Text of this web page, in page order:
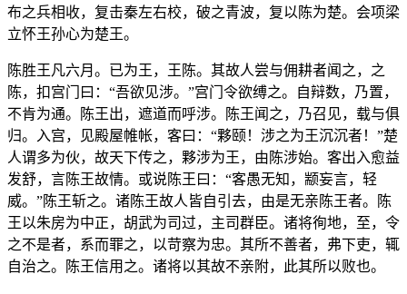
布之兵相收，复击秦左右校，破之青波，复以陈为楚。会项梁
立怀王孙心为楚王。
陈胜王凡六月。已为王，王陈。其故人尝与佣耕者闻之，之
陈，扣宫门曰：“吾欲见涉。”宫门令欲缚之。自辩数，乃置，
不肯为通。陈王出，遮道而呼涉。陈王闻之，乃召见，载与俱
归。入宫，见殿屋帷帐，客曰：“夥颐！涉之为王沉沉者！”楚
人谓多为伙，故天下传之，夥涉为王，由陈涉始。客出入愈益
发舒，言陈王故情。或说陈王曰：“客愚无知，颛妄言，轻
威。”陈王斩之。诸陈王故人皆自引去，由是无亲陈王者。陈
王以朱房为中正，胡武为司过，主司群臣。诸将徇地，至，令
之不是者，系而罪之，以苛察为忠。其所不善者，弗下吏，辄
自治之。陈王信用之。诸将以其故不亲附，此其所以败也。